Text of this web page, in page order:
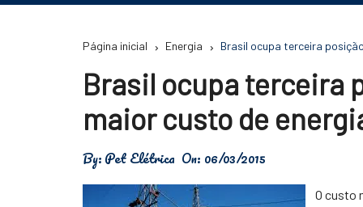
Energia
Física
Meio Ambiente
Página inicial Energia Brasil ocupa terceira
Brasil ocupa terceira
maior custo de
By:Pet Elétrica On: 06/03/2015
O custo